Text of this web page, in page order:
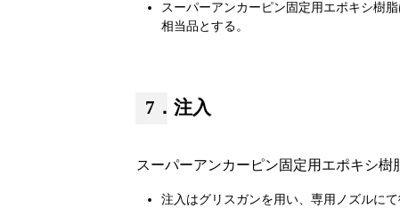
スーパーアンカーピン固定用エポキシ樹
相当品とする。
7．注入
スーパーアンカーピン固定用エポキシ樹
注入はグリスガンを用い、専用ノズルにて